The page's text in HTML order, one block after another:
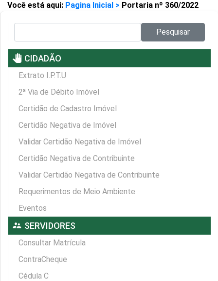
Você está aqui: Pagina Inicial > Portaria nº 360/2022
Pesquisar
pan_tool CIDADÃO
Extrato I.P.T.U
2ª Via de Débito Imóvel
Certidão de Cadastro Imóvel
Certidão Negativa de Imóvel
Validar Certidão Negativa de Imóvel
Certidão Negativa de Contribuinte
Validar Certidão Negativa de Contribuinte
Requerimentos de Meio Ambiente
Eventos
supervisor_account SERVIDORES
Consultar Matrícula
ContraCheque
Cédula C